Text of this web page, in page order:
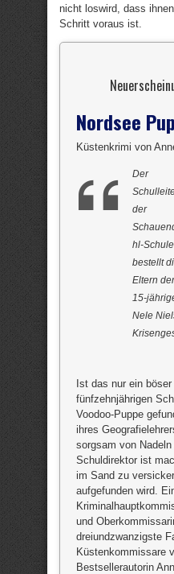
nicht loswird, dass
Schritt voraus ist.
Nordsee
Küstenkrimi von
Der
der
hl-Schule
bestellt
Eltern der
15-
Nele
Ist das nur ein
fünfzehnjährigen
Voodoo-Puppe
ihres
sorgsam von
Schuldirektor ist
im Sand zu
aufgefunden wird.
und
dreiundzwanzigste
Küstenkommissare
Bestsellerautorin